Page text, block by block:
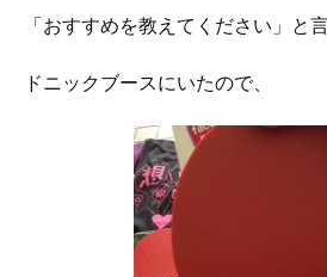
「おすすめを教えてください」と
ドニックブースにいたので、